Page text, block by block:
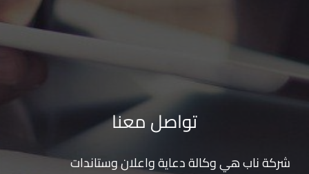
تواصل معنا
شركة ناب هي وكالة دعاية واعلان وستاندات